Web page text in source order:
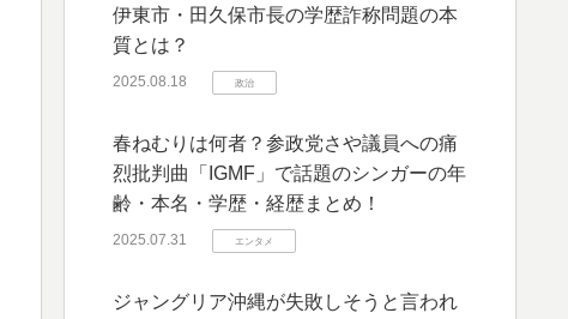
伊東市・田久保市長の学歴詐称問題の本
質とは？
2025.08.18 政治
春ねむりは何者？参政党さや議員への痛
烈批判曲「IGMF」で話題のシンガーの年
齢・本名・学歴・経歴まとめ！
2025.07.31 エンタメ
ジャングリア沖縄が失敗しそうと言われ